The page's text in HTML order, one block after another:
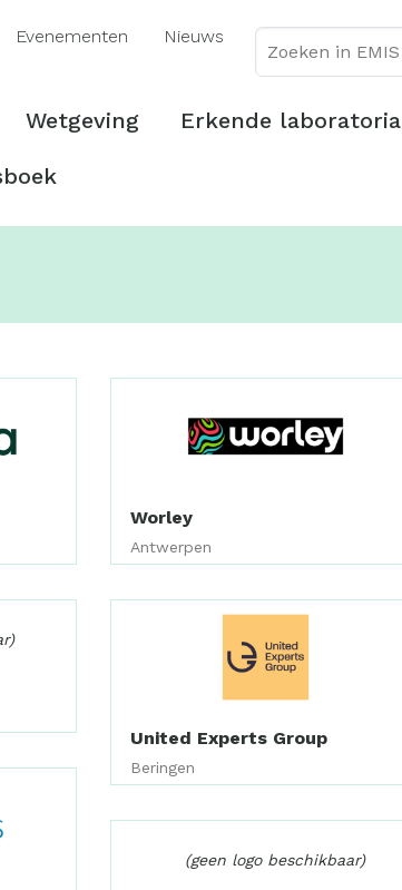
inhoud
Evenementen Nieuws
Wetgeving Erkende laboratoria
Worley
Antwerpen
United Experts Group
Beringen
(geen logo beschikbaar)